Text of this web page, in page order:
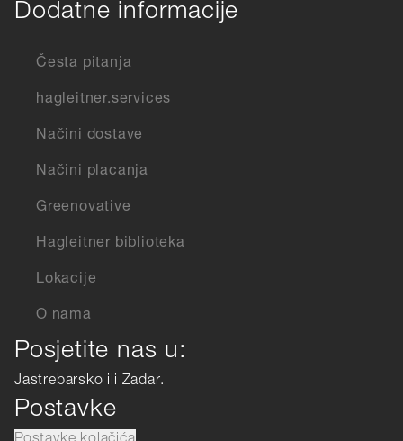
Dodatne informacije
Česta pitanja
hagleitner.services
Načini dostave
Načini placanja
Greenovative
Hagleitner biblioteka
Lokacije
O nama
Posjetite nas u:
Jastrebarsko ili Zadar.
Postavke